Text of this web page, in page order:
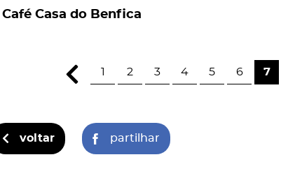
Café Casa do Benfica
1 2 3 4 5 6 7
voltar partilhar